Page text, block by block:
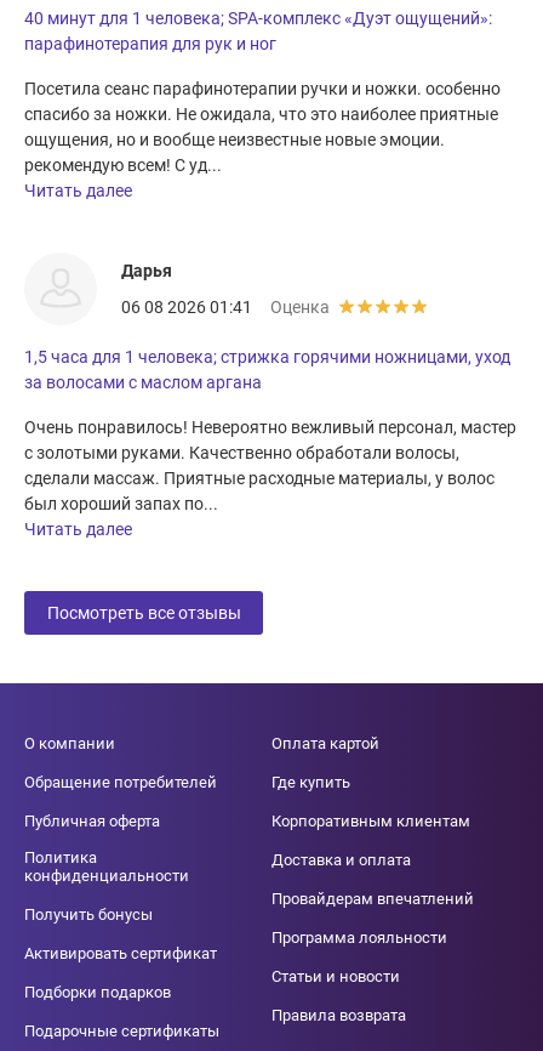
40 минут для 1 человека; SPA-комплекс «Дуэт ощущений»:
парафинотерапия для рук и ног
Посетила сеанс парафинотерапии ручки и ножки. особенно
спасибо за ножки. Не ожидала, что это наиболее приятные
ощущения, но и вообще неизвестные новые эмоции.
рекомендую всем! С уд...
Читать далее
Дарья
06 08 2026 01:41
Оценка
1,5 часа для 1 человека; стрижка горячими ножницами, уход
за волосами с маслом аргана
Очень понравилось! Невероятно вежливый персонал, мастер
с золотыми руками. Качественно обработали волосы,
сделали массаж. Приятные расходные материалы, у волос
был хороший запах по...
Читать далее
Посмотреть все отзывы
О компании
Обращение потребителей
Публичная оферта
Политика
конфиденциальности
Получить бонусы
Активировать сертификат
Подборки подарков
Подарочные сертификаты
Оплата картой
Где купить
Корпоративным клиентам
Доставка и оплата
Провайдерам впечатлений
Программа лояльности
Статьи и новости
Правила возврата